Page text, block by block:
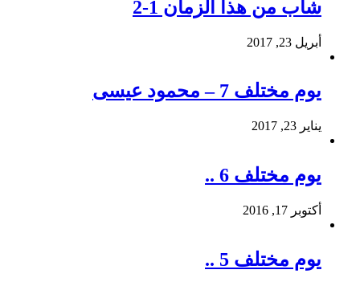
شاب من هذا الزمان 1-2
أبريل 23, 2017
يوم مختلف 7 – محمود عيسى
يناير 23, 2017
يوم مختلف 6 ..
أكتوبر 17, 2016
يوم مختلف 5 ..